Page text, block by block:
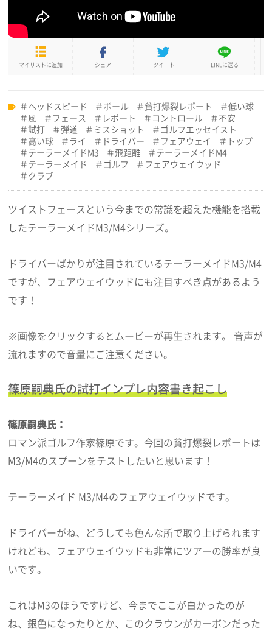
マイリストに追加 シェア ツイート LINEに送る
ヘッドスピード ボール 貧打爆裂レポート
低い球
風
フェース レポート コントロール
不安
試打
弾道 ミスショット
ゴルフエッセイスト
高い球
ライ ドライバー フェアウェイ
トップ
テーラーメイドM3
飛距離
テーラーメイドM4
テーラーメイド
ゴルフ
フェアウェイウッド
クラブ
ツイストフェースという今までの常識を超えた機能を搭載
したテーラーメイドM3/M4シリーズ。
ドライバーばかりが注目されているテーラーメイドM3/M4
ですが、フェアウェイウッドにも注目すべき点があるよう
です！
※画像をクリックするとムービーが再生されます。 音声が
流れますので音量にご注意ください。
篠原嗣典氏の試打インプレ内容書き起こし
篠原嗣典氏：
ロマン派ゴルフ作家篠原です。今回の貧打爆裂レポートは
M3/M4のスプーンをテストしたいと思います！
テーラーメイド M3/M4のフェアウェイウッドです。
ドライバーがね、どうしても色んな所で取り上げられます
けれども、フェアウェイウッドも非常にツアーの勝率が良
いです。
これはM3のほうですけど、今までここが白かったのが
ね、銀色になったりとか、このクラウンがカーボンだった